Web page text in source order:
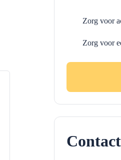
Zorg voor
Zorg voor